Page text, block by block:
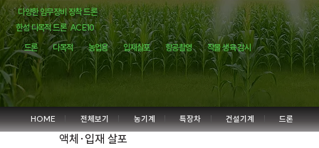
HOME 전체보기 농기계 특장차 건설기계 드론
액체·입재 살포
드론 다목적 농업용 입재살포 항공촬영 작물 생육 감시
다양한 임무장비 장착 드론
한성 다목적 드론ACE10